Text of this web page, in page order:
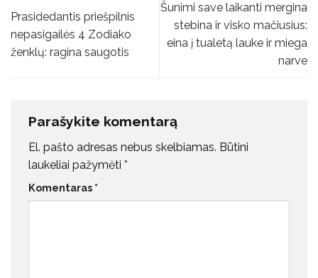
Prasidedantis priešpilnis
nepasigailės 4 Zodiako
ženklų: ragina saugotis
Šunimi save laikanti mergina
stebina ir visko mačiusius:
eina į tualetą lauke ir miega
narve
Parašykite komentarą
El. pašto adresas nebus skelbiamas. Būtini
laukeliai pažymėti *
Komentaras *